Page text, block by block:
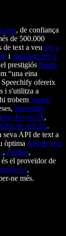
veu, de confiança
de 500.000
de text a veu per a
i aplicació per a
prestigiós Premi
“una eina
Speechify ofereix
i s'utilitza a
trobem Snoop
Speechify
de veu IA,
de veu IA.
seva API de text a
òptimaAPI de text
, Forbes,
el proveïdor de
news,
ne més.